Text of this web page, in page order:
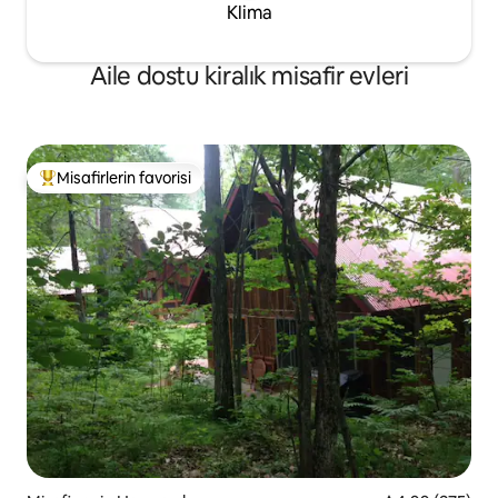
Klima
Aile dostu kiralık misafir evleri
Misafirlerin favorilerinden en beğenilenler arasında
Misafirlerin favorisi